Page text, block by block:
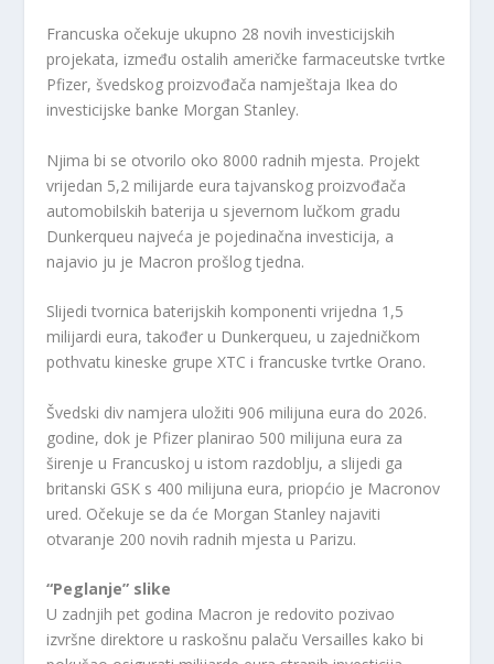
Francuska očekuje ukupno 28 novih investicijskih
projekata, između ostalih američke farmaceutske tvrtke
Pfizer, švedskog proizvođača namještaja Ikea do
investicijske banke Morgan Stanley.
Njima bi se otvorilo oko 8000 radnih mjesta. Projekt
vrijedan 5,2 milijarde eura tajvanskog proizvođača
automobilskih baterija u sjevernom lučkom gradu
Dunkerqueu najveća je pojedinačna investicija, a
najavio ju je Macron prošlog tjedna.
Slijedi tvornica baterijskih komponenti vrijedna 1,5
milijardi eura, također u Dunkerqueu, u zajedničkom
pothvatu kineske grupe XTC i francuske tvrtke Orano.
Švedski div namjera uložiti 906 milijuna eura do 2026.
godine, dok je Pfizer planirao 500 milijuna eura za
širenje u Francuskoj u istom razdoblju, a slijedi ga
britanski GSK s 400 milijuna eura, priopćio je Macronov
ured. Očekuje se da će Morgan Stanley najaviti
otvaranje 200 novih radnih mjesta u Parizu.
“Peglanje” slike
U zadnjih pet godina Macron je redovito pozivao
izvršne direktore u raskošnu palaču Versailles kako bi